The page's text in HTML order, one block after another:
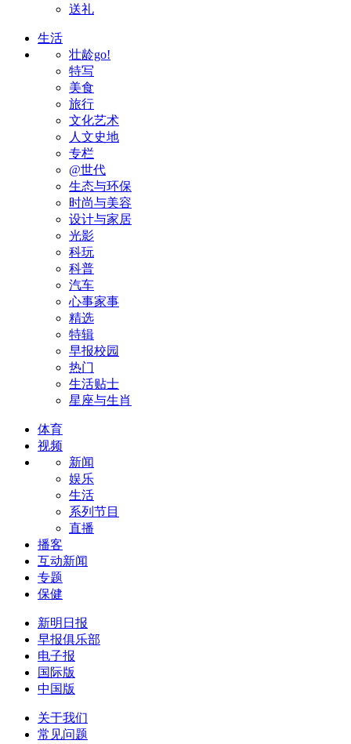
送礼
生活
壮龄go!
特写
美食
旅行
文化艺术
人文史地
专栏
@世代
生态与环保
时尚与美容
设计与家居
光影
科玩
科普
汽车
心事家事
精选
特辑
早报校园
热门
生活贴士
星座与生肖
体育
视频
新闻
娱乐
生活
系列节目
直播
播客
互动新闻
专题
保健
新明日报
早报俱乐部
电子报
国际版
中国版
关于我们
常见问题